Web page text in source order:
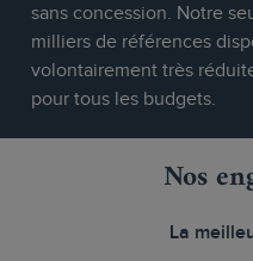
sans concession. Notre
milliers de références
volontairement très
pour tous les budgets.
Nos
La